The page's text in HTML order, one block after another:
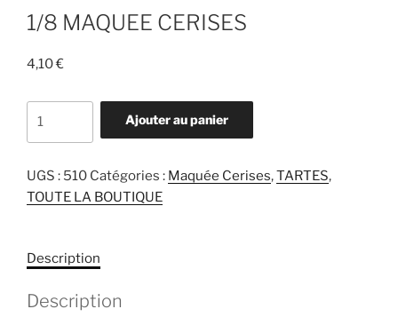
1/8 MAQUEE CERISES
4,10€
MAQUEE
CERISES
Ajouter au panier
UGS : 510 Catégories : Maquée Cerises,TARTES,
TOUTE LA BOUTIQUE
Description
Description